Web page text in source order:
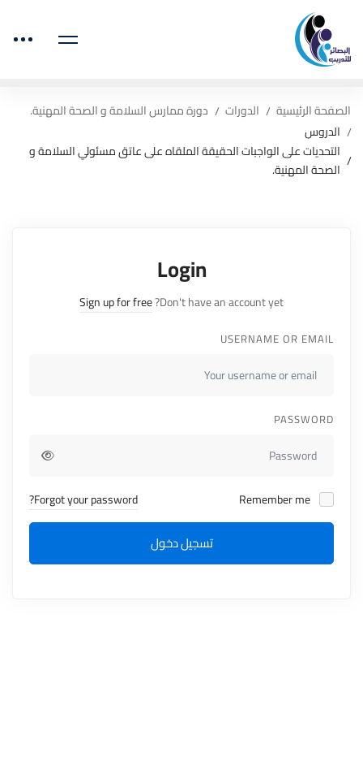
الصفحة الرئيسية الدورات
دورة ممارس السلامة و الصحة المهنية.
الدروس
التحديات على الواجبات الحقيقة الملقاه على عاتق مسئولي السلامة و
الصحة المهنية.
Login
Don't have an account yet?
Sign up for free
USERNAME OR EMAIL
PASSWORD
Forgot your password?
تسجيل دخول